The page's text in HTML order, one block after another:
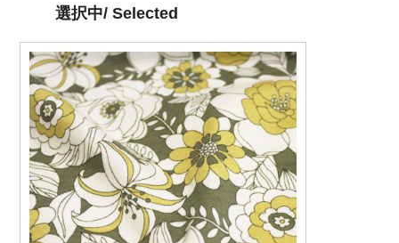
選択中/ Selected